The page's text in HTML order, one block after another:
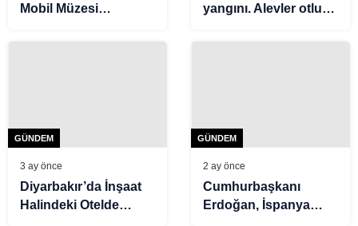
Mobil Müzesi
yangını. Alevler otluk
GÜNDEM
3 ay önce
Diyarbakır’da İnşaat
Halindeki Otelde
GÜNDEM
2 ay önce
Cumhurbaşkanı
Erdoğan, İspanya